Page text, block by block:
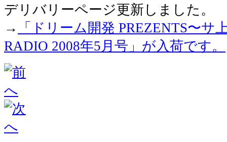
デリバリーページ更新しました。
→
「ドリーム開発 PREZENTS〜サ
RADIO 2008年5月号」が入荷です。